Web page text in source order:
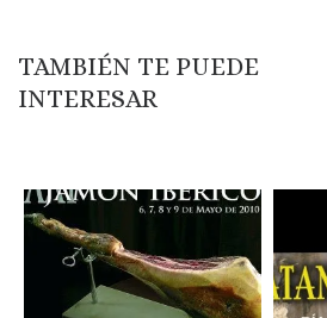
TAMBIÉN TE PUEDE
INTERESAR